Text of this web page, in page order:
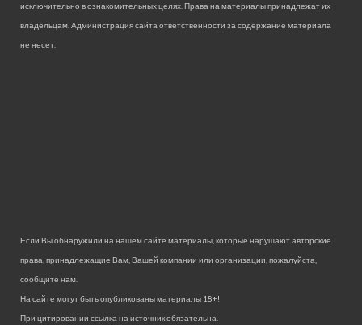
исключительно в ознакомительных целях. Права на материалы принадлежат их
владельцам. Администрация сайта ответственности за содержание материала
не несет.
Если Вы обнаружили на нашем сайте материалы, которые нарушают авторские
права, принадлежащие Вам, Вашей компании или организации, пожалуйста,
сообщите нам.
На сайте могут быть опубликованы материалы 18+!
При цитировании ссылка на источник обязательна.